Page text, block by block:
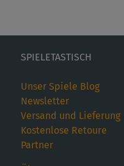
SPIELETASTISCH
Unser Spiele Blog
Newsletter
Versand und Lieferung
Kostenlose Retoure
Partner